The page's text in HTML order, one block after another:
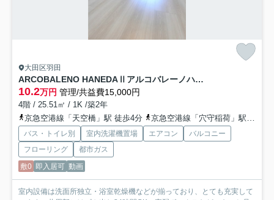
大田区羽田
ARCOBALENO HANEDAⅡアルコバレーノハネダツー
10.2万円 管理/共益費15,000円
4階 / 25.51㎡ / 1K /築2年
京急空港線「天空橋」駅 徒歩4分
京急空港線「穴守稲荷」駅 徒歩7分
バス・トイレ別 室内洗濯機置場 エアコン
バルコニー
フローリング
都市ガス
敷0 即入居可 動画
室内設備は洗面所独立・浴室乾燥機などが揃っており、とても充実して